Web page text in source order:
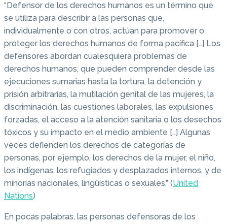
“Defensor de los derechos humanos es un término que
se utiliza para describir a las personas que,
individualmente o con otros, actúan para promover o
proteger los derechos humanos de forma pacífica […] Los
defensores abordan cualesquiera problemas de
derechos humanos, que pueden comprender desde las
ejecuciones sumarias hasta la tortura, la detención y
prisión arbitrarias, la mutilación genital de las mujeres, la
discriminación, las cuestiones laborales, las expulsiones
forzadas, el acceso a la atención sanitaria o los desechos
tóxicos y su impacto en el medio ambiente […] Algunas
veces defienden los derechos de categorías de
personas, por ejemplo, los derechos de la mujer, el niño,
los indígenas, los refugiados y desplazados internos, y de
minorías nacionales, lingüísticas o sexuales.” (United
Nations)
En pocas palabras, las personas defensoras de los